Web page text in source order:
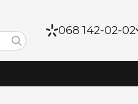
068 142-02-02